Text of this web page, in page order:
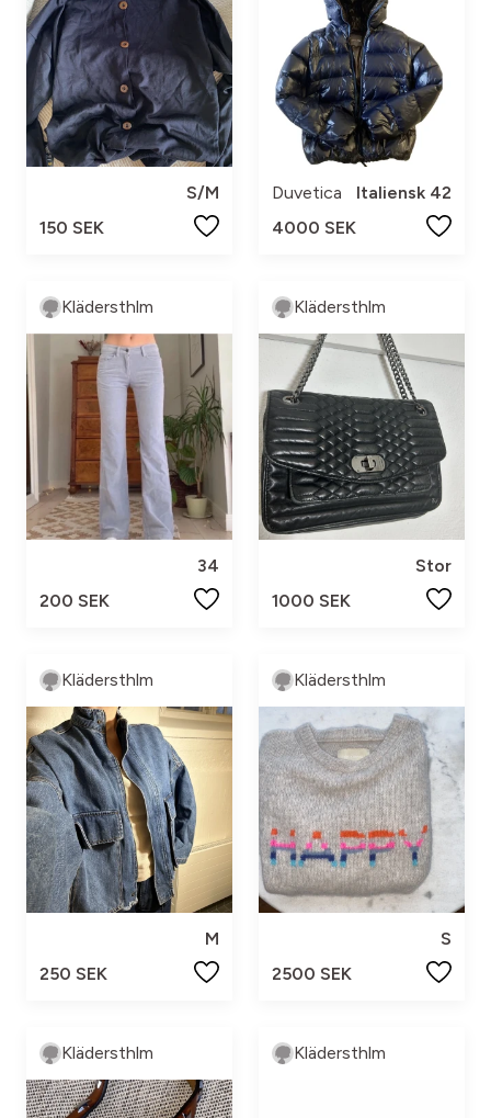
S/M
150 SEK
Duvetica
Italiensk 42
4000 SEK
Klädersthlm
34
200 SEK
Klädersthlm
Stor
1000 SEK
Klädersthlm
M
250 SEK
Klädersthlm
S
2500 SEK
Klädersthlm Klädersthlm